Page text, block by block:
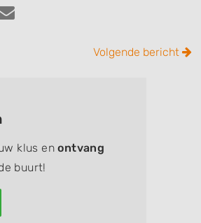
Volgende bericht
klus enontvang
buurt!